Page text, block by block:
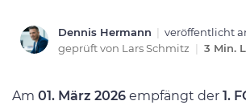
Dennis Hermann | veröffentlicht
geprüft von Lars Schmitz | 3 Min.
Am 01. März 2026 empfängt der 1.